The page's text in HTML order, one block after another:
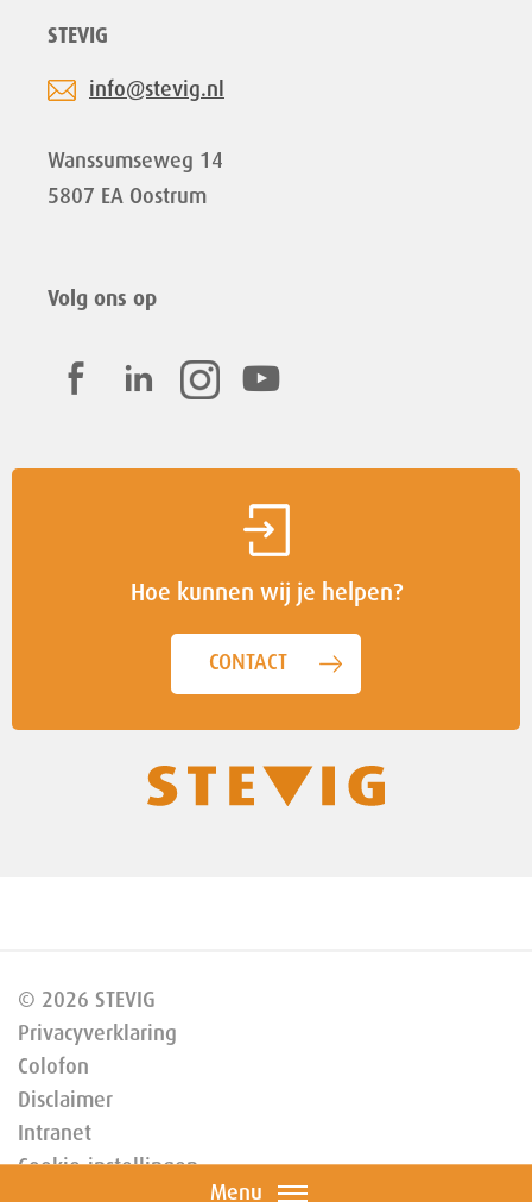
STEVIG
info@stevig.nl
Wanssumseweg 14
5807 EA Oostrum
Volg ons op
Hoe kunnen wij je helpen?
CONTACT
© 2026 STEVIG
Privacyverklaring
Colofon
Disclaimer
Intranet
Cookie-instellingen
Menu